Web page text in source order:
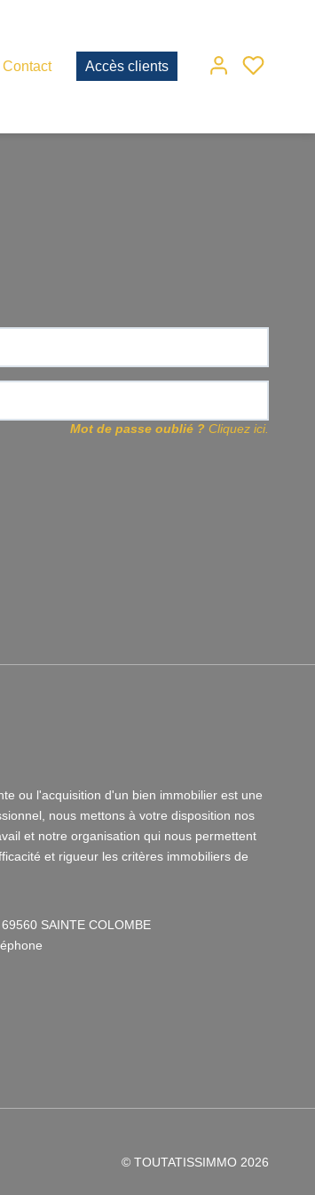
Contact Accès clients
Mot de passe oublié ?Cliquez ici.
ou l'acquisition d'un bien immobilier est une
nous mettons à votre disposition nos
et notre organisation qui nous permettent
et rigueur les critères immobiliers de
et notre écoute au sein de nos agences
et Sainte Colombe les Vienne, au Sud de
SAINTE COLOMBE
© TOUTATISSIMMO 2026